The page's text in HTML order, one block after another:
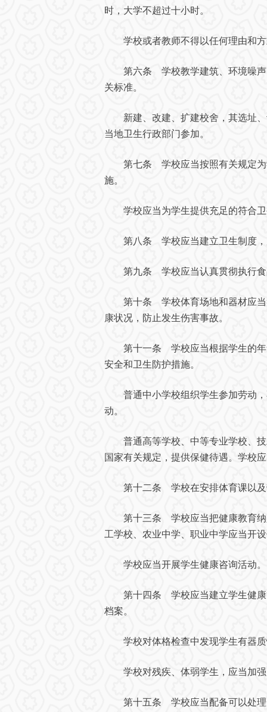
时，大学不超过十小时。
学校或者教师不得以任何理由和方
第六条 学校教学建筑、环境噪声、
关标准。
新建、改建、扩建校舍，其选址、
当地卫生行政部门参加。
第七条 学校应当按照有关规定为学
施。
学校应当为学生提供充足的符合卫
第八条 学校应当建立卫生制度，
第九条 学校应当认真贯彻执行食
第十条 学校体育场地和器材应当符
康状况，防止发生伤害事故。
第十一条 学校应当根据学生的年龄
安全和卫生防护措施。
普通中小学校组织学生参加劳动，
动。
普通高等学校、中等专业学校、技
国家有关规定，提供保健待遇。学校
第十二条 学校在安排体育课以及
第十三条 学校应当把健康教育纳入
工学校、农业中学、职业中学应当开
学校应当开展学生健康咨询活动。
第十四条 学校应当建立学生健康管
档案。
学校对体格检查中发现学生有器质
学校对残疾、体弱学生，应当加强
第十五条 学校应当配备可以处理